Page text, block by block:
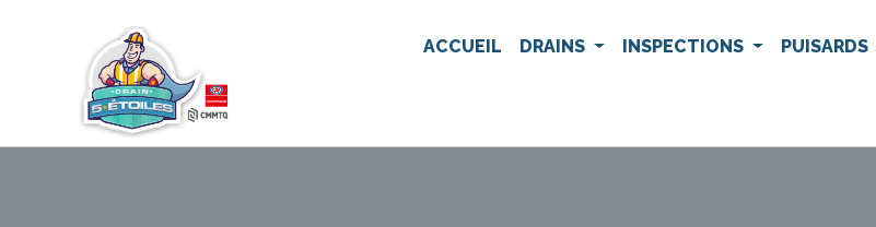
ACCUEIL DRAINS INSPECTIONS PUISARDS